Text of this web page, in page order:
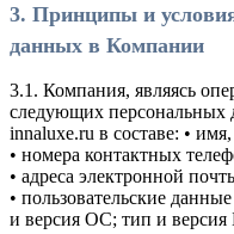
3. Принципы и
данных в Компании
3.1. Компания, являясь
следующих персональных
innaluxe.ru в составе: •
• номера контактных
• адреса электронной
• пользовательские
и версия ОС; тип и версия